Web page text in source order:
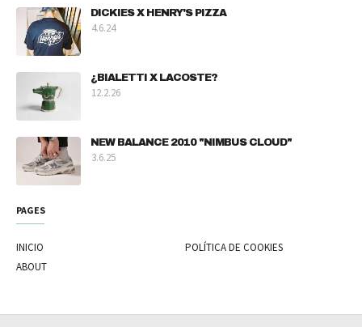
DICKIES X HENRY'S PIZZA
4.6.24
¿BIALETTI X LACOSTE?
12.2.26
NEW BALANCE 2010 "NIMBUS CLOUD"
3.6.25
PAGES
INICIO
POLÍTICA DE COOKIES
ABOUT